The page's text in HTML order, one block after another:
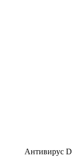
Антивирус